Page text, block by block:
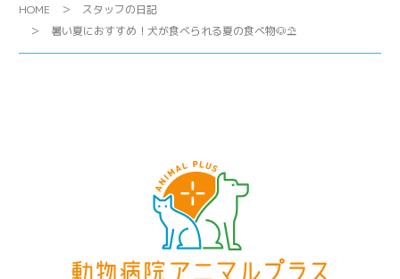
HOME
スタッフの日記
暑い夏におすすめ！犬が食べられる夏の食べ物🐶⛱️